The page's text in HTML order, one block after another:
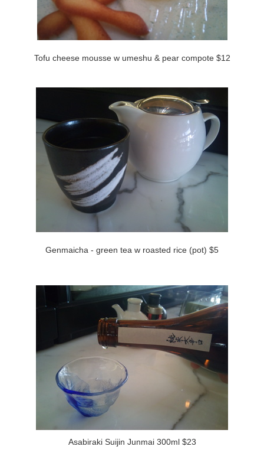
Tofu cheese mousse w umeshu & pear compote $12
Genmaicha - green tea w roasted rice (pot) $5
Asabiraki Suijin Junmai 300ml $23